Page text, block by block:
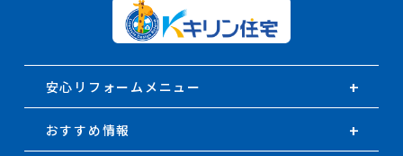
安心リフォームメニュー
おすすめ情報